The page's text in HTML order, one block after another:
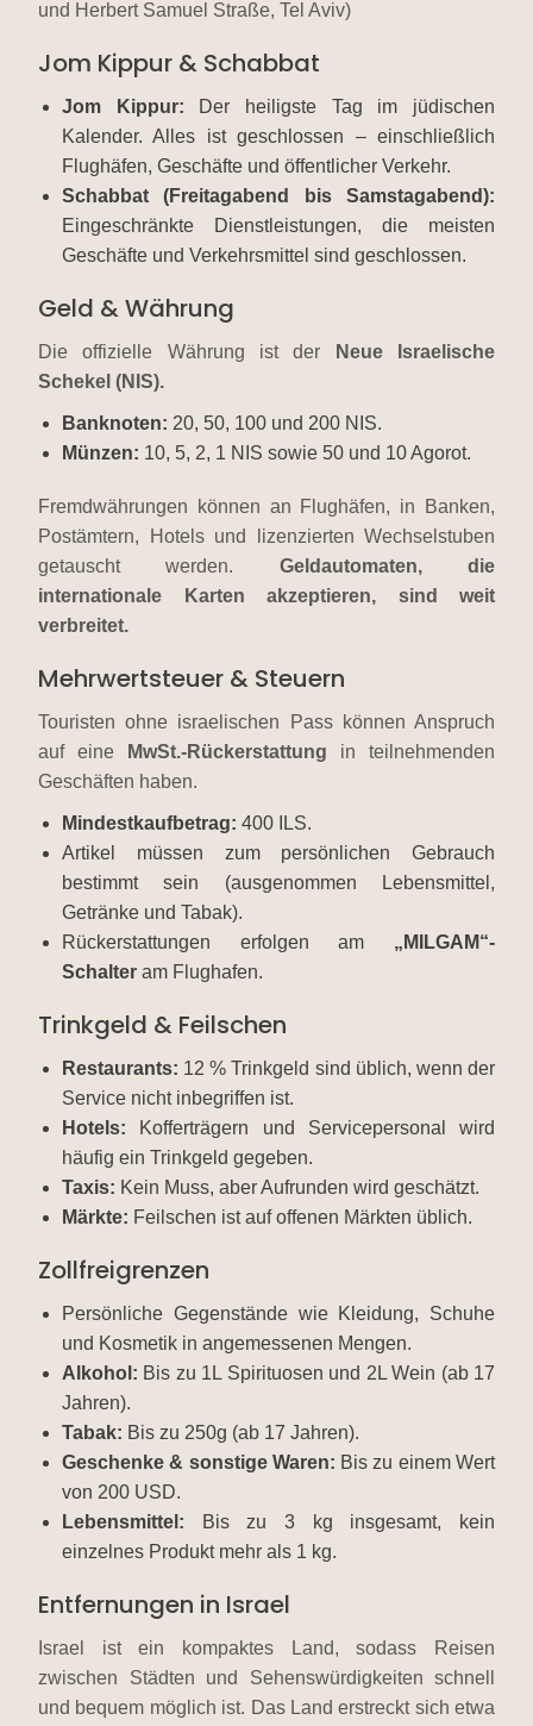
und Herbert Samuel Straße, Tel Aviv)
Jom Kippur & Schabbat
Jom Kippur: Der heiligste Tag im jüdischen
Kalender. Alles ist geschlossen – einschließlich
Flughäfen, Geschäfte und öffentlicher Verkehr.
Schabbat (Freitagabend bis Samstagabend):
Eingeschränkte Dienstleistungen, die meisten
Geschäfte und Verkehrsmittel sind geschlossen.
Geld & Währung
Die offizielle Währung ist der
Neue Israelische
Schekel (NIS).
Banknoten: 20, 50, 100 und 200 NIS.
Münzen: 10, 5, 2, 1 NIS sowie 50 und 10 Agorot.
Fremdwährungen können an Flughäfen, in Banken,
Postämtern, Hotels und lizenzierten Wechselstuben
getauscht werden. Geldautomaten, die
internationale Karten akzeptieren, sind weit
verbreitet.
Mehrwertsteuer & Steuern
Touristen ohne israelischen Pass können Anspruch
auf eine
MwSt.-Rückerstattung in teilnehmenden
Geschäften haben.
Mindestkaufbetrag: 400 ILS.
Artikel müssen zum persönlichen Gebrauch
bestimmt sein (ausgenommen Lebensmittel,
Getränke und Tabak).
Rückerstattungen erfolgen am „MILGAM“-
Schalter am Flughafen.
Trinkgeld & Feilschen
Restaurants: 12 % Trinkgeld sind üblich, wenn der
Service nicht inbegriffen ist.
Hotels: Kofferträgern und Servicepersonal wird
häufig ein Trinkgeld gegeben.
Taxis: Kein Muss, aber Aufrunden wird geschätzt.
Märkte: Feilschen ist auf offenen Märkten üblich.
Zollfreigrenzen
Persönliche Gegenstände wie Kleidung, Schuhe
und Kosmetik in angemessenen Mengen.
Alkohol: Bis zu 1L Spirituosen und 2L Wein (ab 17
Jahren).
Tabak: Bis zu 250g (ab 17 Jahren).
Geschenke & sonstige Waren: Bis zu einem Wert
von 200 USD.
Lebensmittel: Bis zu 3 kg insgesamt, kein
einzelnes Produkt mehr als 1 kg.
Entfernungen in Israel
Israel ist ein kompaktes Land, sodass Reisen
zwischen Städten und Sehenswürdigkeiten schnell
und bequem möglich ist. Das Land erstreckt sich etwa